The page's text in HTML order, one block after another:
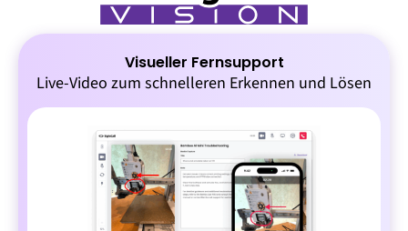
Visueller Fernsupport
Live-Video zum schnelleren Erkennen und Lösen